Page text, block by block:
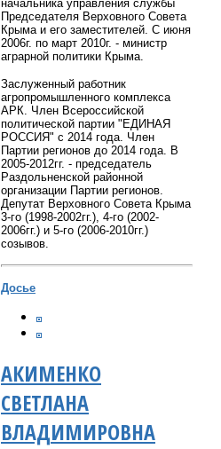
начальника управления службы
Председателя Верховного Совета
Крыма и его заместителей. С июня
2006г. по март 2010г. - министр
аграрной политики Крыма.
Заслуженный работник
агропромышленного комплекса
АРК. Член Всероссийской
политической партии "ЕДИНАЯ
РОССИЯ" с 2014 года. Член
Партии регионов до 2014 года. В
2005-2012гг. - председатель
Раздольненской районной
организации Партии регионов.
Депутат Верховного Совета Крыма
3-го (1998-2002гг.), 4-го (2002-
2006гг.) и 5-го (2006-2010гг.)
созывов.
Досье
АКИМЕНКО
СВЕТЛАНА
ВЛАДИМИРОВНА